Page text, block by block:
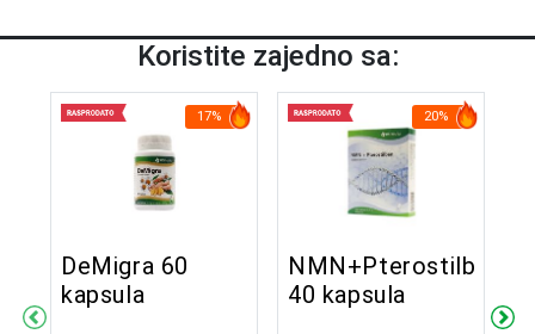
Koristite zajedno sa:
17%
DeMigra 60
kapsula
20%
NMN+Pterostilben
40 kapsula